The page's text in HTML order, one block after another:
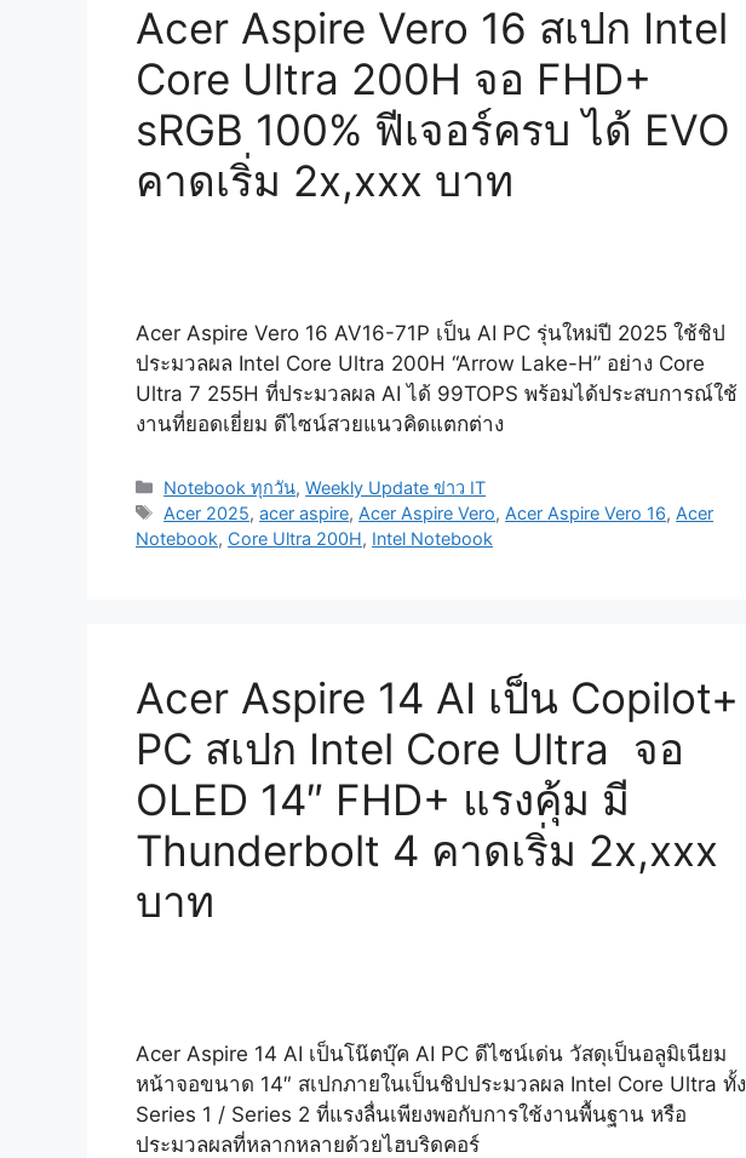
Acer Aspire Vero 16 สเปก Intel
Core Ultra 200H จอ FHD+
sRGB 100% ฟีเจอร์ครบ ได้ EVO
คาดเริ่ม 2x,xxx บาท
Acer Aspire Vero 16 AV16-71P เป็น AI PC รุ่นใหม่ปี 2025 ใช้ชิป
ประมวลผล Intel Core Ultra 200H “Arrow Lake-H” อย่าง Core
Ultra 7 255H ที่ประมวลผล AI ได้ 99TOPS พร้อมได้ประสบการณ์ใช้
งานที่ยอดเยี่ยม ดีไซน์สวยแนวคิดแตกต่าง
Categories
Notebook ทุกวัน,Weekly Update ข่าว IT
Tags
Acer 2025,acer aspire, Acer Aspire Vero, Acer Aspire Vero 16, Acer
Notebook, Core Ultra 200H, Intel Notebook
Acer Aspire 14 AI เป็น Copilot+
PC สเปก Intel Core Ultra จอ
OLED 14″ FHD+ แรงคุ้ม มี
Thunderbolt 4 คาดเริ่ม 2x,xxx
บาท
Acer Aspire 14 AI เป็นโน๊ตบุ๊ค AI PC ดีไซน์เด่น วัสดุเป็นอลูมิเนียม
หน้าจอขนาด 14″ สเปกภายในเป็นชิปประมวลผล Intel Core Ultra ทั้ง
Series 1 / Series 2 ที่แรงลื่นเพียงพอกับการใช้งานพื้นฐาน หรือ
ประมวลผลที่หลากหลายด้วยไฮบริดคอร์